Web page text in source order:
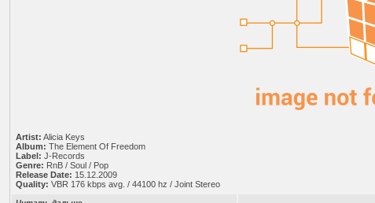
Artist: Alicia Keys
Album: The Element Of Freedom
Label: J-Records
Genre: RnB / Soul / Pop
Release Date: 15.12.2009
Quality: VBR 176 kbps avg. / 44100 hz / Joint Stereo